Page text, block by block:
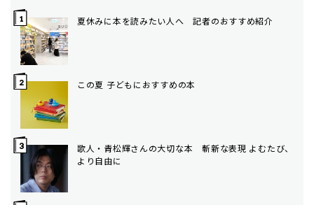
夏休みに本を読みたい人へ 記者のおすすめ紹介
この夏 子どもにおすすめの本
歌人・青松輝さんの大切な本 斬新な表現 よむたび、
より自由に